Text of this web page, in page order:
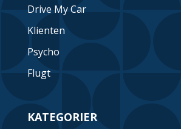
Drive My Car
Klienten
Psycho
Flugt
KATEGORIER